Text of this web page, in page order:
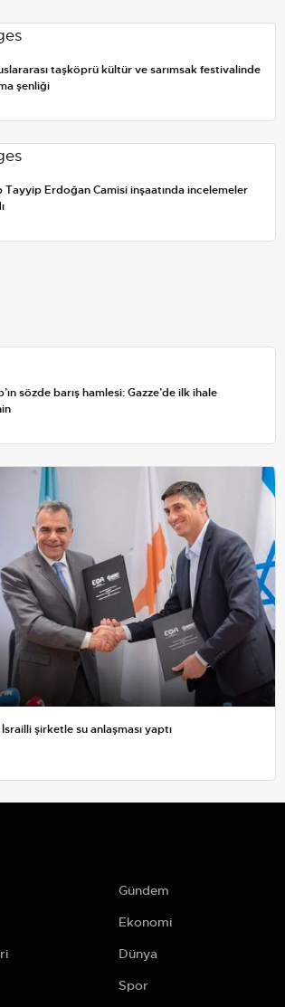
taşköprü kültür ve sarımsak festivalinde
şenliği
Tayyip Erdoğan Camisi inşaatında incelemeler
sözde barış hamlesi: Gazze’de ilk ihale
İsrailli şirketle su anlaşması yaptı
Gündem
Ekonomi
Dünya
Spor